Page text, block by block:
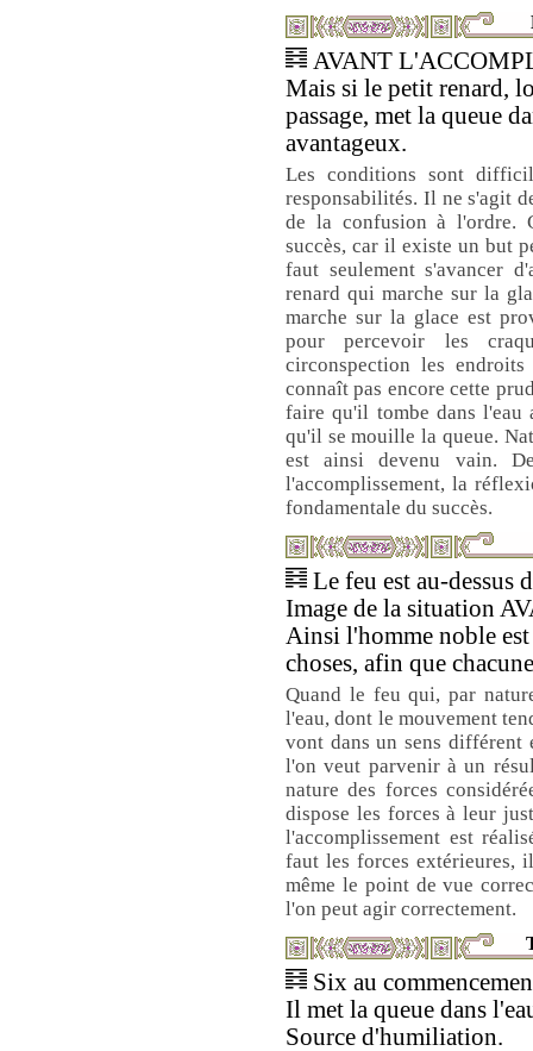
AVANT
Mais si le petit renard,
passage, met la queue
avantageux.
Les conditions sont
responsabilités. Il ne s'agit
de la confusion à l'ordre.
succès, car il existe un but
faut seulement s'avancer
renard qui marche sur la
marche sur la glace est
pour percevoir les
circonspection les
connaît pas encore cette
faire qu'il tombe dans l'eau
qu'il se mouille la queue.
est ainsi devenu vain.
l'accomplissement, la
fondamentale du succès.
Le feu est au-dessus
Image de la situation
Ainsi l'homme noble
choses, afin que
Quand le feu qui, par
l'eau, dont le mouvement
vont dans un sens différent
l'on veut parvenir à un
nature des forces
dispose les forces à leur
l'accomplissement est
faut les forces extérieures,
même le point de vue
l'on peut agir correctement.
Six au
Il met la queue dans
Source d'humiliation.